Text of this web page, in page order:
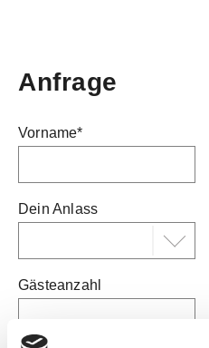
Anfrage
Vorname*
Dein Anlass
Gästeanzahl